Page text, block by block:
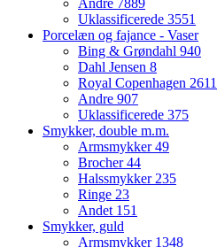
Andre 7889
Uklassificerede 3551
Porcelæn og fajance - Vaser
Bing & Grøndahl 940
Dahl Jensen 8
Royal Copenhagen 2611
Andre 907
Uklassificerede 375
Smykker, double m.m.
Armsmykker49
Brocher44
Halssmykker235
Ringe 23
Andet 151
Smykker, guld
Armsmykker 1348